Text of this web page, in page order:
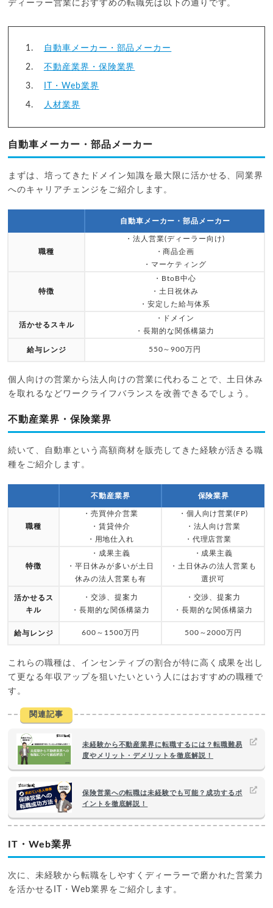
ディーラー営業におすすめの転職先は以下の通りです。
自動車メーカー・部品メーカー
不動産業界・保険業界
IT・Web業界
人材業界
自動車メーカー・部品メーカー
まずは、培ってきたドメイン知識を最大限に活かせる、同業界
へのキャリアチェンジをご紹介します。
自動車メーカー・部品メーカー
職種
・法人営業(ディーラー向け)
・商品企画
・マーケティング
特徴
・BtoB中心
・土日祝休み
・安定した給与体系
活かせるスキル
・ドメイン
・長期的な関係構築力
給与レンジ 550～900万円
個人向けの営業から法人向けの営業に代わることで、土日休み
を取れるなどワークライフバランスを改善できるでしょう。
不動産業界・保険業界
続いて、自動車という高額商材を販売してきた経験が活きる職
種をご紹介します。
不動産業界 保険業界
職種
・売買仲介営業
・賃貸仲介
・用地仕入れ
・個人向け営業(FP)
・法人向け営業
・代理店営業
特徴
・成果主義
・平日休みが多いが土日
休みの法人営業も有
・成果主義
・土日休みの法人営業も
選択可
活かせるス
キル
・交渉、提案力
・長期的な関係構築力
・交渉、提案力
・長期的な関係構築力
給与レンジ 600～1500万円 500～2000万円
これらの職種は、インセンティブの割合が特に高く成果を出し
て更なる年収アップを狙いたいという人にはおすすめの職種で
す。
関連記事
未経験から不動産業界に転職するには？転職難易
度やメリット・デメリットを徹底解説！
保険営業への転職は未経験でも可能？成功するポ
イントを徹底解説！
IT・Web業界
次に、未経験から転職をしやすくディーラーで磨かれた営業力
を活かせるIT・Web業界をご紹介します。